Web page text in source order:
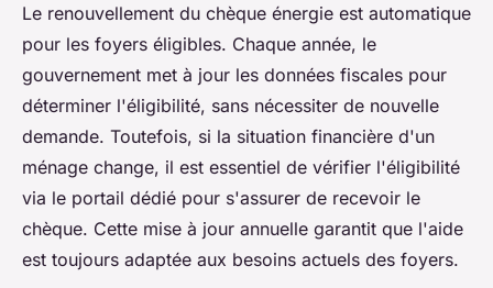
Le renouvellement du chèque énergie est automatique
pour les foyers éligibles. Chaque année, le
gouvernement met à jour les données fiscales pour
déterminer l'éligibilité, sans nécessiter de nouvelle
demande. Toutefois, si la situation financière d'un
ménage change, il est essentiel de vérifier l'éligibilité
via le portail dédié pour s'assurer de recevoir le
chèque. Cette mise à jour annuelle garantit que l'aide
est toujours adaptée aux besoins actuels des foyers.